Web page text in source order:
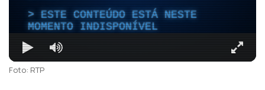
ESTE CONTEÚDO ESTÁ NESTE
MOMENTO INDISPONÍVEL
Foto: RTP